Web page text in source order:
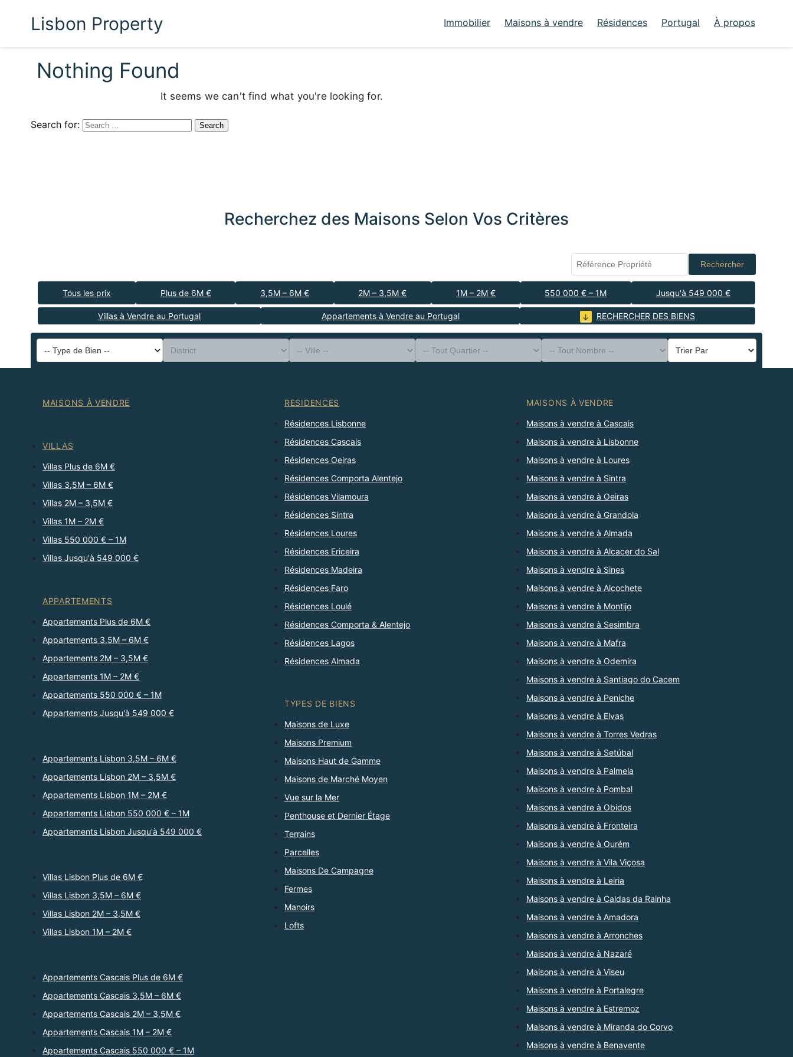
Lisbon Property Immobilier Maisons à vendre Résidences Portugal À propos
Nothing Found
It seems we can't find what you're looking for.
Search for:
Recherchez des Maisons Selon Vos Critères
Rechercher
Tous les prix Plus de 6M € 3,5M – 6M € 2M – 3,5M € 1M – 2M € 550 000 € – 1M Jusqu'à 549 000 €
Villas à Vendre au Portugal Appartements à Vendre au Portugal RECHERCHER DES BIENS
-- Type de Bien --
District
-- Ville --
-- Tout Quartier --
-- Tout Nombre --
Trier Par
MAISONS À VENDRE
VILLAS
Villas Plus de 6M €
Villas 3,5M – 6M €
Villas 2M – 3,5M €
Villas 1M – 2M €
Villas 550 000 € – 1M
Villas Jusqu'à 549 000 €
APPARTEMENTS
Appartements Plus de 6M €
Appartements 3,5M – 6M €
Appartements 2M – 3,5M €
Appartements 1M – 2M €
Appartements 550 000 € – 1M
Appartements Jusqu'à 549 000 €
Appartements Lisbon 3,5M – 6M €
Appartements Lisbon 2M – 3,5M €
Appartements Lisbon 1M – 2M €
Appartements Lisbon 550 000 € – 1M
Appartements Lisbon Jusqu'à 549 000 €
Villas Lisbon Plus de 6M €
Villas Lisbon 3,5M – 6M €
Villas Lisbon 2M – 3,5M €
Villas Lisbon 1M – 2M €
Appartements Cascais Plus de 6M €
Appartements Cascais 3,5M – 6M €
Appartements Cascais 2M – 3,5M €
Appartements Cascais 1M – 2M €
Appartements Cascais 550 000 € – 1M
RESIDENCES
Résidences Lisbonne
Résidences Cascais
Résidences Oeiras
Résidences Comporta Alentejo
Résidences Vilamoura
Résidences Sintra
Résidences Loures
Résidences Ericeira
Résidences Madeira
Résidences Faro
Résidences Loulé
Résidences Comporta & Alentejo
Résidences Lagos
Résidences Almada
TYPES DE BIENS
Maisons de Luxe
Maisons Premium
Maisons Haut de Gamme
Maisons de Marché Moyen
Vue sur la Mer
Penthouse et Dernier Étage
Terrains
Parcelles
Maisons De Campagne
Fermes
Manoirs
Lofts
MAISONS À VENDRE
Maisons à vendre à Cascais
Maisons à vendre à Lisbonne
Maisons à vendre à Loures
Maisons à vendre à Sintra
Maisons à vendre à Oeiras
Maisons à vendre à Grandola
Maisons à vendre à Almada
Maisons à vendre à Alcacer do Sal
Maisons à vendre à Sines
Maisons à vendre à Alcochete
Maisons à vendre à Montijo
Maisons à vendre à Sesimbra
Maisons à vendre à Mafra
Maisons à vendre à Odemira
Maisons à vendre à Santiago do Cacem
Maisons à vendre à Peniche
Maisons à vendre à Elvas
Maisons à vendre à Torres Vedras
Maisons à vendre à Setúbal
Maisons à vendre à Palmela
Maisons à vendre à Pombal
Maisons à vendre à Obidos
Maisons à vendre à Fronteira
Maisons à vendre à Ourém
Maisons à vendre à Vila Viçosa
Maisons à vendre à Leiria
Maisons à vendre à Caldas da Rainha
Maisons à vendre à Amadora
Maisons à vendre à Arronches
Maisons à vendre à Nazaré
Maisons à vendre à Viseu
Maisons à vendre à Portalegre
Maisons à vendre à Estremoz
Maisons à vendre à Miranda do Corvo
Maisons à vendre à Benavente